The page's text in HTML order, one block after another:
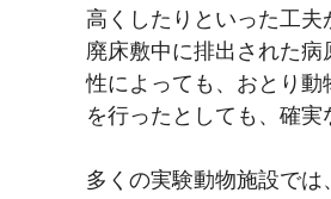
高くしたりといった工夫
廃床敷中に排出された
性によっても、おとり
を行ったとしても、確実
多くの実験動物施設で